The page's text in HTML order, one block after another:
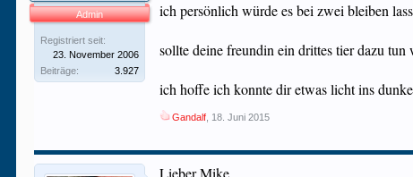
Admin
Registriert seit:
23. November 2006
Beiträge:
3.927
ich persönlich würde es bei zwei bleiben
sollte deine freundin ein drittes tier dazu tun
ich hoffe ich konnte dir etwas licht ins
Gandalf 18. Juni 2015
Lieber Mike